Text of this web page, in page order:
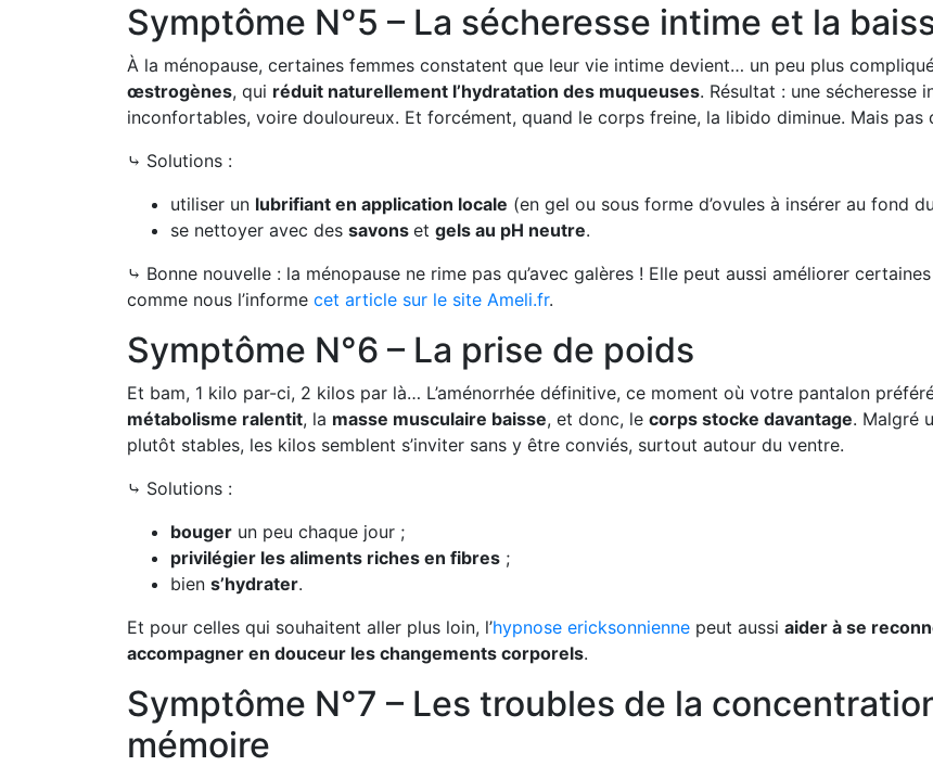
Symptôme N°5 – La sécheresse intime et la
À la ménopause, certaines femmes constatent que leur vie intime devient… un peu plus
œstrogènes, qui réduit naturellement l’hydratation des muqueuses. Résultat : une sécheresse
inconfortables, voire douloureux. Et forcément, quand le corps freine, la libido diminue. Mais pas
⤷ Solutions :
utiliser un lubrifiant en application locale (en gel ou sous forme d’ovules à insérer au fond
se nettoyer avec des savons et gels au pH neutre.
⤷ Bonne nouvelle : la ménopause ne rime pas qu’avec galères ! Elle peut aussi améliorer
comme nous l’informe cet article sur le site Ameli.fr.
Symptôme N°6 – La prise de poids
Et bam, 1 kilo par-ci, 2 kilos par là… L’aménorrhée définitive, ce moment où votre pantalon
métabolisme ralentit, la masse musculaire baisse, et donc, le corps stocke davantage. Malgré
plutôt stables, les kilos semblent s’inviter sans y être conviés, surtout autour du ventre.
⤷ Solutions :
bouger un peu chaque jour ;
privilégier les aliments riches en fibres ;
bien s’hydrater.
Et pour celles qui souhaitent aller plus loin, l’hypnose ericksonnienne peut aussi aider à se
accompagner en douceur les changements corporels.
Symptôme N°7 – Les troubles de la
mémoire